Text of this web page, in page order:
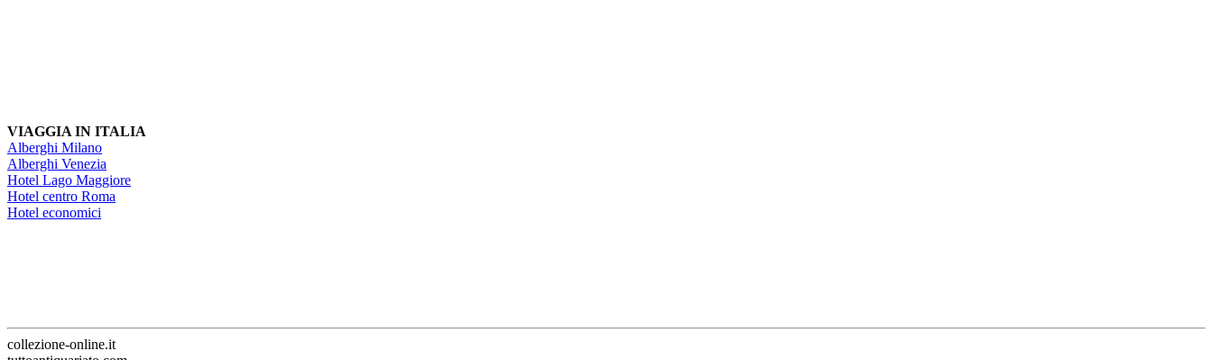
VIAGGIA IN ITALIA
Alberghi Milano
Alberghi Venezia
Hotel Lago Maggiore
Hotel centro Roma
Hotel economici
collezione-online.it